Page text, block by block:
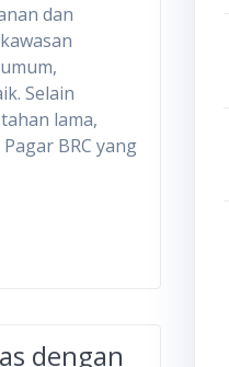
dan
Selain
lama,
BRC yang
dengan